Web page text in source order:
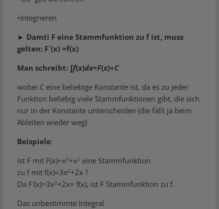
•Integrieren
► Damti F eine Stammfunktion zu f ist, muss
gelten: F`(x) =f(x)
Man schreibt: ∫f(x)dx=F(x)+C
wobei Ceine beliebige Konstante ist, da es zu jeder
Funktion beliebig viele Stammfunktionen gibt, die sich
nur in der Konstante unterscheiden (die fällt ja beim
Ableiten wieder weg)
Beispiele:
Ist F mit F(x)=x3+x2 eine Stammfunktion
zu f mit f(x)=3x2+2x ?
Da F′(x)=3x2+2x= f(x), ist F Stammfunktion zu f.
Das unbestimmte Integral